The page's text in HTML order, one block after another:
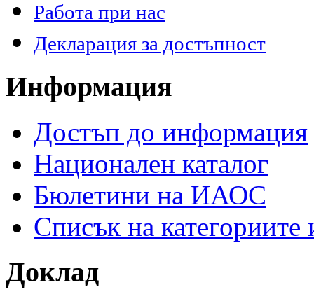
Работа при нас
Декларация за достъпност
Информация
Достъп до информация
Национален каталог
Бюлетини на ИАОС
Списък на
Доклад